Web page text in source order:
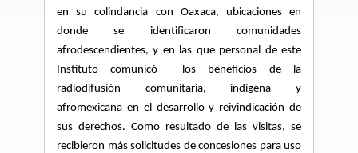
en su colindancia con Oaxaca, ubicaciones en
donde se identificaron comunidades
afrodescendientes, y en las que personal de este
Instituto comunicó
los beneficios de la
radiodifusión comunitaria, indígena y
afromexicana en el desarrollo y reivindicación de
sus derechos. Como resultado de las visitas, se
recibieron más solicitudes de concesiones para uso